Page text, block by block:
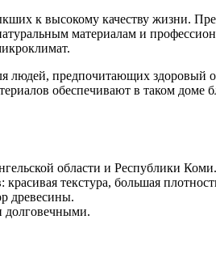
к высокому качеству жизни.
материалам и
людей, предпочитающих
обеспечивают в таком
области и Республики Коми.
текстура, большая
древесины.
долговечными.